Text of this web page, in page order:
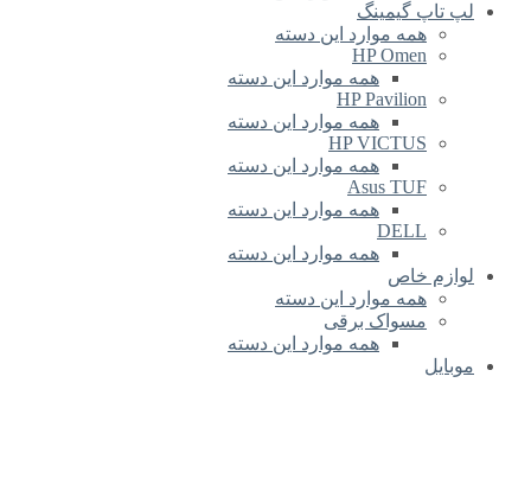
لپ تاپ گیمینگ
همه موارد این دسته
HP Omen
همه موارد این دسته
HP Pavilion
همه موارد این دسته
HP VICTUS
همه موارد این دسته
Asus TUF
همه موارد این دسته
DELL
همه موارد این دسته
لوازم خاص
همه موارد این دسته
مسواک برقی
همه موارد این دسته
موبایل